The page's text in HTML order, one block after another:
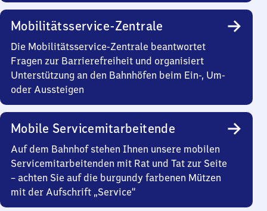
Mobilitätsservice-Zentrale
Die Mobilitätsservice-Zentrale beantwortet
Fragen zur Barrierefreiheit und organisiert
Unterstützung an den Bahnhöfen beim Ein-, Um-
oder Aussteigen
Mobile Servicemitarbeitende
Auf dem Bahnhof stehen Ihnen unsere mobilen
Servicemitarbeitenden mit Rat und Tat zur Seite
– achten Sie auf die burgundy farbenen Mützen
mit der Aufschrift „Service“